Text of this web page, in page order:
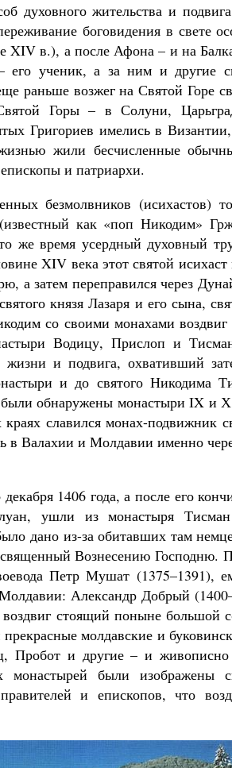
духовного жительства и
боговидения в свете
XIV в.), а после Афона – и на
его ученик, а за ним и другие
раньше возжег на Святой Горе
Горы – в Солуни,
Григориев имелись в
жили бесчисленные
и патриархи.
безмолвников (исихастов)
как «поп Никодим»
же время усердный духовный
XIV века этот святой
а затем переправился через
князя Лазаря и его сына,
со своими монахами воздвиг
Водицу, Прислоп и
жизни и подвига, охвативший
и до святого Никодима
обнаружены монастыри IX и
славился монах-подвижник
в Валахии и Молдавии именно
1406 года, а после его
ушли из монастыря
дано из-за обитавших там
Вознесению Господню.
Петр Мушат (1375–1391),
Александр Добрый
стоящий поныне большой
молдавские и
Пробот и другие – и
были изображены
и епископов, что